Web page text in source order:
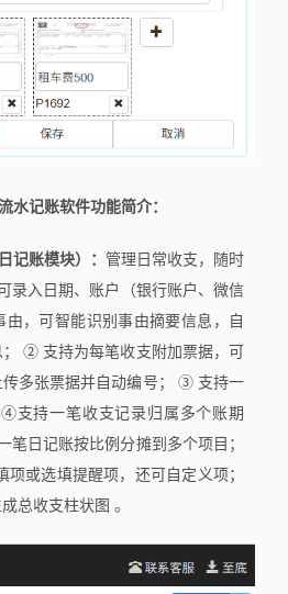
水记账软件功能简介：
记账模块）： 管理日常收支，随时
录入日期、账户（银行账户、微信
，可智能识别事由摘要信息，自
② 支持为每笔收支附加票据，可
传多张票据并自动编号； ③ 支持一
支持一笔收支记录归属多个账期
笔日记账按比例分摊到多个项目；
或选填提醒项，还可自定义项；
总收支柱状图 。